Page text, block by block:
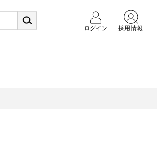
ログイン
採用情報